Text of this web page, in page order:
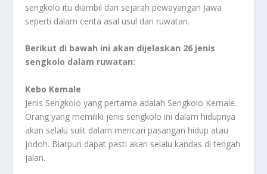
sengkolo itu diambil dari sejarah pewayangan Jawa
seperti dalam cerita asal usul dari ruwatan.
Berikut di bawah ini akan dijelaskan 26 jenis
sengkolo dalam ruwatan:
Kebo Kemale
Jenis Sengkolo yang pertama adalah Sengkolo Kernale.
Orang yang memiliki jenis sengkolo ini dalam hidupnya
akan selalu sulit dalarn mencari pasangan hidup atau
jodoh. Biarpun dapat pasti akan selalu kandas di tengah
jalan.